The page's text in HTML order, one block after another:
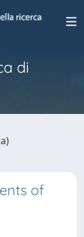
di
of